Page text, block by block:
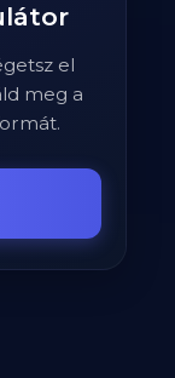
el
meg a